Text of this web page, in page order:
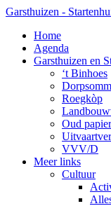
Skip
main
content
Garsthuizen -
search
Menu
Home
Agenda
Garsthuizen en
‘t Binhoes
Roegkòp
Oud papier
VVV/D
Meer links
Cultuur